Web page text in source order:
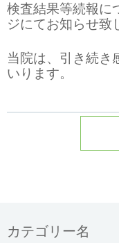
検査結果等続報に
ジにてお知らせ致
当院は、引き続き
いります。
カテゴリー名